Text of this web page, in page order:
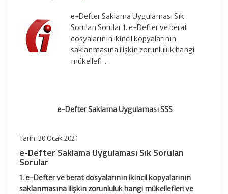
e-Defter Saklama Uygulaması Sık
Sorulan Sorular 1. e-Defter ve berat
dosyalarının ikincil kopyalarının
saklanmasına ilişkin zorunluluk hangi
mükellefl…
e-Defter Saklama Uygulaması SSS
Tarih: 30 Ocak 2021
e-Defter Saklama Uygulaması Sık Sorulan
Sorular
1. e-Defter ve berat dosyalarının ikincil kopyalarının
saklanmasına ilişkin zorunluluk hangi mükellefleri ve